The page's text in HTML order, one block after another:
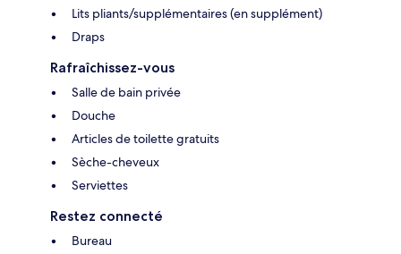
Lits pliants/supplémentaires (en supplément)
Draps
Rafraîchissez-vous
Salle de bain privée
Douche
Articles de toilette gratuits
Sèche-cheveux
Serviettes
Restez connecté
Bureau